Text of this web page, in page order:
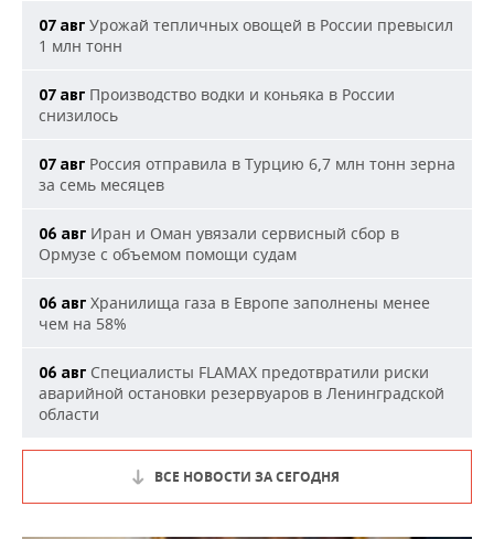
07 авг Урожай тепличных овощей в России превысил
1 млн тонн
07 авг Производство водки и коньяка в России
снизилось
07 авг Россия отправила в Турцию 6,7 млн тонн зерна
за семь месяцев
06 авг Иран и Оман увязали сервисный сбор в
Ормузе с объемом помощи судам
06 авг Хранилища газа в Европе заполнены менее
чем на 58%
06 авг Специалисты FLAMAX предотвратили риски
аварийной остановки резервуаров в Ленинградской
области
ВСЕ НОВОСТИ ЗА СЕГОДНЯ